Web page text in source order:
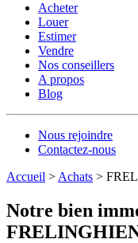
Acheter
Louer
Estimer
Vendre
Nos conseillers
A propos
Blog
Nous rejoindre
Contactez-nous
Accueil > Achats >
Notre bien